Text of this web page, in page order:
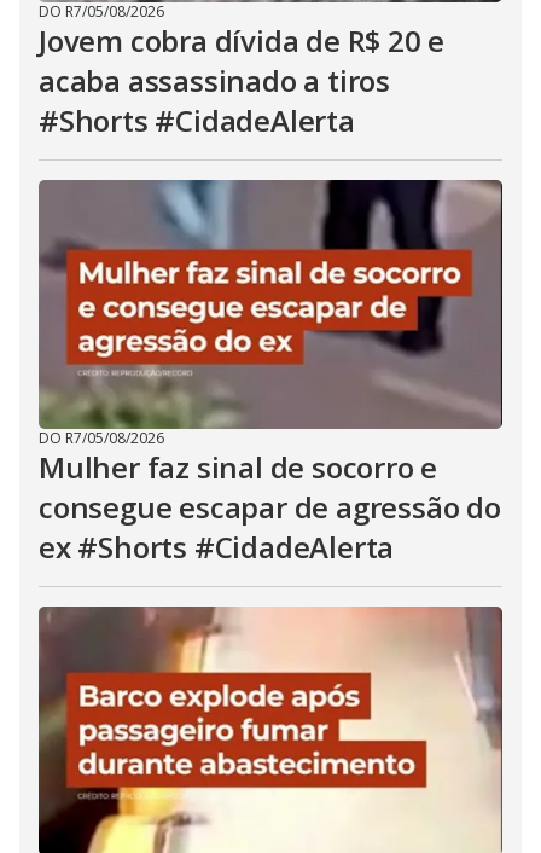
DO R7/05/08/2026
Jovem cobra dívida de R$ 20 e
acaba assassinado a tiros
#Shorts #CidadeAlerta
DO R7/05/08/2026
Mulher faz sinal de socorro e
consegue escapar de agressão do
ex #Shorts #CidadeAlerta